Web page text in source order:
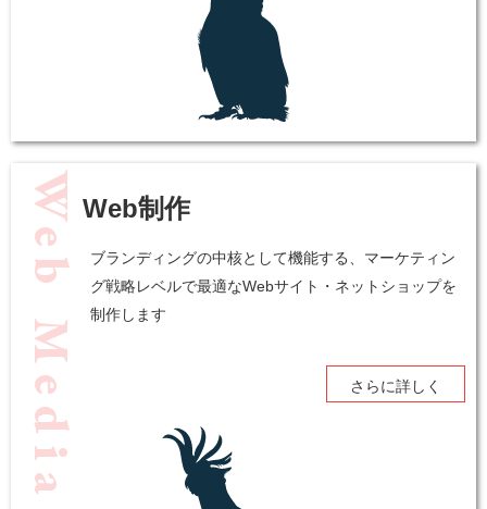
Web Media Web制作
ブランディングの中核として機能する、マーケティン
グ戦略レベルで最適なWebサイト・ネットショップを
制作します
さらに詳しく